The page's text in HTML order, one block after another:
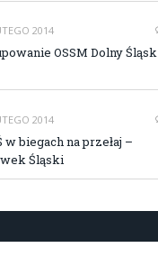
2014
OSSM Dolny Śląsk
2014
w biegach na przełaj –
Śląski